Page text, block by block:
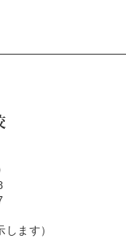
ます）